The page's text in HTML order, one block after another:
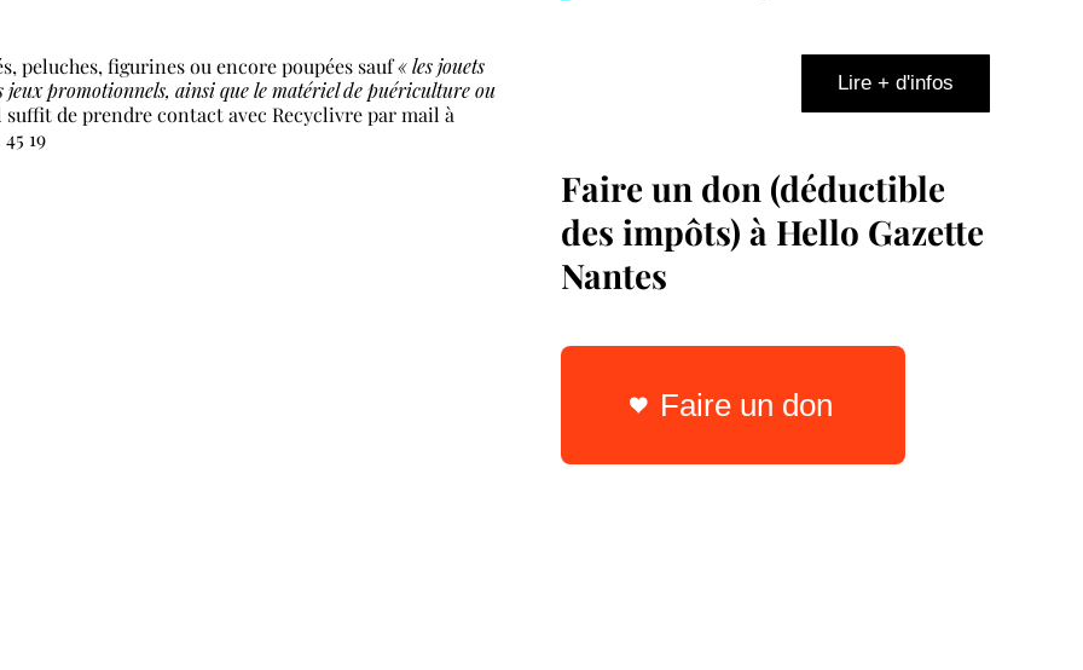
peluches, figurines ou encore poupées sauf« les jouets
jeux promotionnels, ainsi que le matériel de puériculture ou
de prendre contact avec Recyclivre par mail à
19
Lire + d'infos
Faire un don (déductible
des impôts) à Hello Gazette
Nantes
Faire un don